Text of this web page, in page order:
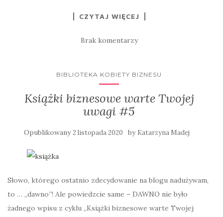
CZYTAJ WIĘCEJ
Brak komentarzy
BIBLIOTEKA KOBIETY BIZNESU
Książki biznesowe warte Twojej
uwagi #5
Opublikowany2 listopada 2020 by Katarzyna Madej
Słowo, którego ostatnio zdecydowanie na blogu nadużywam,
to … „dawno”! Ale powiedzcie same – DAWNO nie było
żadnego wpisu z cyklu „Książki biznesowe warte Twojej